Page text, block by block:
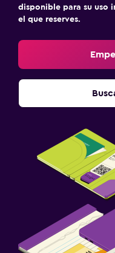
Salud y seguridad
Botiquín de primeros
Cámaras CCTV en el
Terraza/patio
Enchufe cerca de la cama
disponible para su uso
el que reserves.